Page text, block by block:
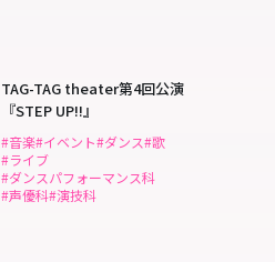
TAG-TAG theater第4回公演
『STEP UP!!』
#音楽#イベント#ダンス#歌
#ライブ
#ダンスパフォーマンス科
#声優科#演技科